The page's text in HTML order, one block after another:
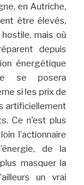
en Autriche,
être élevés,
mais où
depuis
énergétique
se posera
si les prix de
artificiellement
Ce n’est plus
l’actionnaire
de la
masquer la
un vrai